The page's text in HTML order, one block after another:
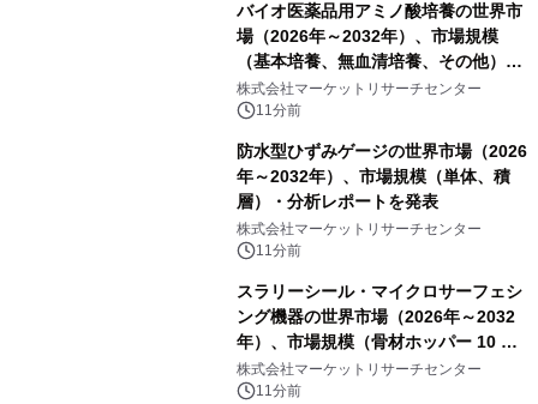
バイオ医薬品用アミノ酸培養の世界市
場（2026年～2032年）、市場規模
（基本培養、無血清培養、その他）・
分析レポートを発表
株式会社マーケットリサーチセンター
11分前
防水型ひずみゲージの世界市場（2026
年～2032年）、市場規模（単体、積
層）・分析レポートを発表
株式会社マーケットリサーチセンター
11分前
スラリーシール・マイクロサーフェシ
ング機器の世界市場（2026年～2032
年）、市場規模（骨材ホッパー 10 m³
以下、骨材ホッパー 10 m³～12 m³、
骨材ホッパー 12 m³以上）・分析レポ
株式会社マーケットリサーチセンター
11分前